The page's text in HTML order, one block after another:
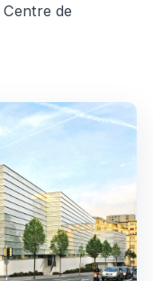
Centre de